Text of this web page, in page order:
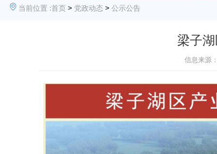
当前位置 :首页 > 党政动态 > 公示公告
梁子
信息来源